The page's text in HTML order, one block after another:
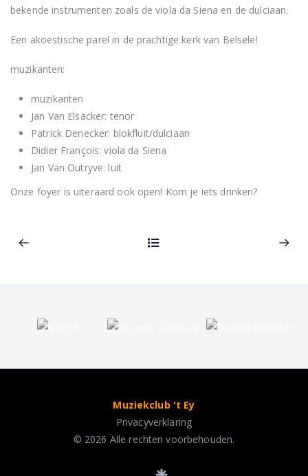
bekende instrumenten zoals de viola da Siena en de dulciaan.
Een akoestische parel in de prachtige kerk van Belsele!
muzikanten:
muzikanten
Jan Van Elsacker: tenor
Patrick Denecker: blokfluit/dulciaan
Didier François: viola da Siena
Jan Van Outryve: luit
Onze foyer is uiteraard ook open! Kom je iets drinken?
Muziekclub 't Ey
Privacyverklaring
© 2026 Alle rechten voorbehouden.